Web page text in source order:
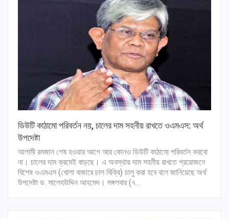
ডিউটি কাঠামো পরিবর্তন নয়, চালের দাম সহনীয় রাখতে ওএমএস: অর্থ
উপদেষ্টা
আগামী রমজান শেষ হওয়ার আগে আর কোনও ডিউটি কাঠামো পরিবর্তন করবো
না। চালের দাম ক্রমেই বাড়ছে। এ অবস্থায় দাম সহনীয় রাখতে প্রয়োজনে
বিশেষ ওএমএস (খোলা বাজারে চাল বিক্রি) চালু করা হবে বলে জানিয়েছে অর্থ
উপদেষ্টা ড. সালেহউদ্দিন আহমেদ। মঙ্গলবার (৭…